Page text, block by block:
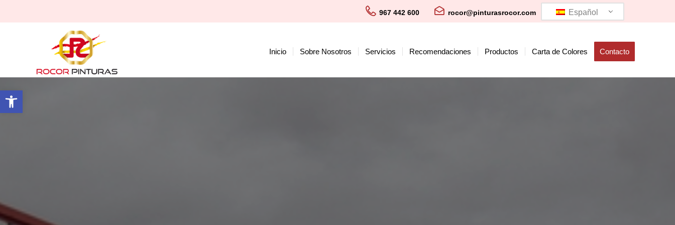
Abrir barra de herramientas
967 442 600 rocor@pinturasrocor.com Español
Inicio Sobre Nosotros Servicios Recomendaciones Productos Carta de Colores Contacto